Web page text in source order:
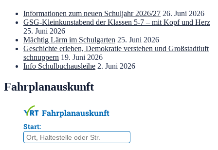
Informationen zum neuen Schuljahr 2026/27 26. Juni 2026
GSG-Kleinkunstabend der Klassen 5-7 – mit Kopf und Herz
25. Juni 2026
Mächtig Lärm im Schulgarten 25. Juni 2026
Geschichte erleben, Demokratie verstehen und Großstadtluft
schnuppern 19. Juni 2026
Info Schulbuchausleihe 2. Juni 2026
Fahrplanauskunft